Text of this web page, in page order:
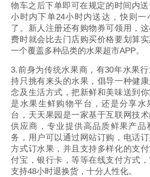
物车之后下单即可在规定的时间内
小时内下单24小时内送达，快则一
了。新人注册还有购物券可领用，
费时就会比去门店购买价格要划算
一个覆盖多种品类的水果超市APP。
3.前身为传统水果商，有30年水果
持只挑有来头的水果，倡导一种健
念及生活方式，把新鲜和美味送到
是水果生鲜购物平台，还是分享水
台，天天果园是一家基于互联网技
供应商，专业提供高品质鲜果产品
务，用户可以通过网站订购，电话
方式订水果，并且支持多样化的支
付宝，银行卡，等等在线支付方式
支持48小时退换货，十分人性化。